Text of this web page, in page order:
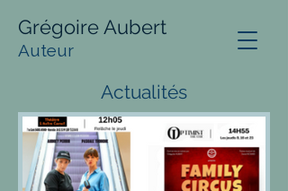
Grégoire Aubert
Auteur
Actualités